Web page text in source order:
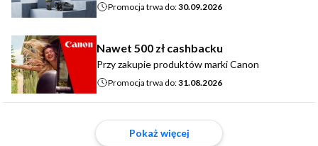
Promocja trwa do:30.09.2026
Nawet 500 zł cashbacku
Przy zakupie produktów marki Canon
Promocja trwa do:31.08.2026
Pokaż więcej